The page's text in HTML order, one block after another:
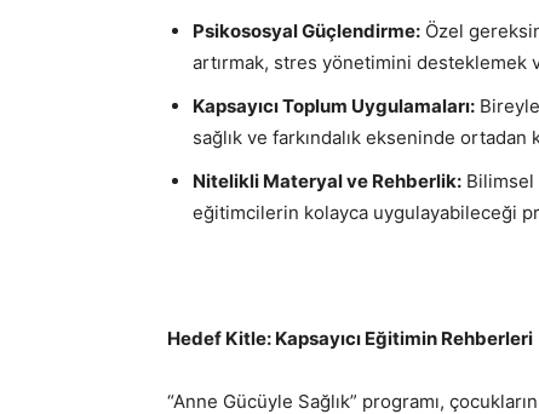
Psikososyal Güçlendirme: Özel
artırmak, stres yönetimini desteklemek
Kapsayıcı Toplum Uygulamaları:
sağlık ve farkındalık ekseninde ortadan
Nitelikli Materyal ve Rehberlik:
eğitimcilerin kolayca uygulayabileceği
Hedef Kitle: Kapsayıcı Eğitimin Rehberleri
“Anne Gücüyle Sağlık” programı,